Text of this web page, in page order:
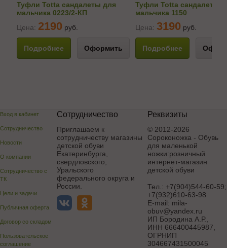
Туфли Totta сандалеты для
мальчика 0223/2-КП
Цена: 2190 руб.
Подробнее Оформить
Туфли Totta сандалеты
мальчика 1150
Цена: 3190 руб.
Подробнее
Вход в кабинет
Сотрудничество
Новости
О компании
Сотрудничество с
ТК
Цели и задачи
Публичная оферта
Договор со складом
Пользовательское
соглашение
Сотрудничество
Приглашаем к
сотрудничеству магазины
детской обуви
Екатеринбурга,
свердловского,
Уральского
федерального округа и
России.
Реквизиты
© 2012-2026
Сороконожка - Обувь
для маленькой
ножки:розничный
интернет-магазин
детской обуви
Тел.: +7(904)544-60-59;
+7(932)610-63-98
E-mail: mila-
obuv@yandex.ru
ИП Бородина А.Р.
ИНН 666400445987,
ОГРНИП
304667431500045